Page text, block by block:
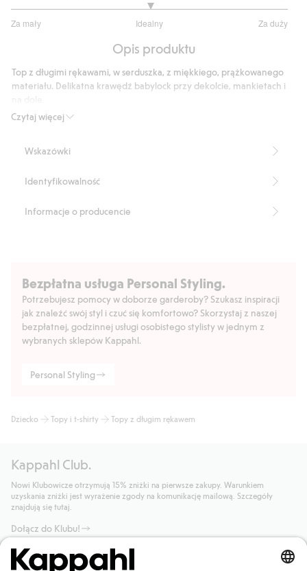
Za mały Idealny Za duży
na
13
głosów
Opis produktu
Czytaj więcej
Top z długimi rękawami, w serduszka, z miękkiego, prążkowanego
materiału. Delikatna krawędź babylock przy dekolcie, mankietach i
Numer artykułu
Wskazówki
Identyfikowalność
Informacje o producencie
Bezpłatna usługa Personal Styling.
Potrzebujesz pomocy w doborze garderoby? Szukasz inspiracji
jak znaleźć swój styl i czuć się komfortowo? Skorzystaj z naszej
bezpłatnej, godzinnej usługi osobistego stylisty w jednym z
wybranych sklepów Kappahl.
Personal Styling
Dziecko Topy i t-shirty Topy z długim rękawem
Kappahl Club.
Nowi Klubowicze otrzymują 15% zniżki na pierwsze zakupy. Warunkiem
uzyskania zniżki jest wyrażenie zgody na komunikację mailową. Szczegóły
znajdują się tutaj.
Dołącz do Klubu!